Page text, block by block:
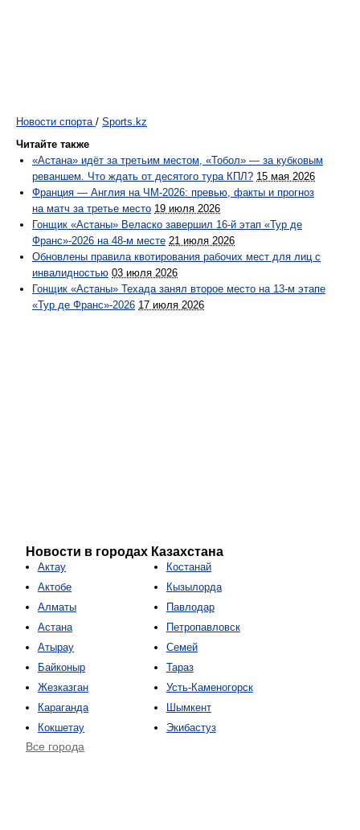
Новости спорта / Sports.kz
Читайте также
«Астана» идёт за третьим местом, «Тобол» — за кубковым
реваншем. Что ждать от десятого тура КПЛ? 15 мая 2026
Франция — Англия на ЧМ-2026: превью, факты и прогноз
на матч за третье место 19 июля 2026
Гонщик «Астаны» Веласко завершил 16-й этап «Тур де
Франс»-2026 на 48-м месте 21 июля 2026
Обновлены правила квотирования рабочих мест для лиц с
инвалидностью 03 июля 2026
Гонщик «Астаны» Техада занял второе место на 13-м этапе
«Тур де Франс»-2026 17 июля 2026
Новости в городах Казахстана
Актау
Актобе
Алматы
Астана
Атырау
Байконыр
Жезказган
Караганда
Кокшетау
Костанай
Кызылорда
Павлодар
Петропавловск
Семей
Тараз
Усть-Каменогорск
Шымкент
Экибастуз
Все города